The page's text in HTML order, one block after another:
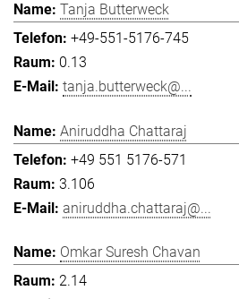
Tanja Butterweck
+49-551-5176-745
0.13
tanja.butterweck@...
Aniruddha Chattaraj
+49 551 5176-571
3.106
aniruddha.chattaraj@...
Omkar Suresh Chavan
2.14